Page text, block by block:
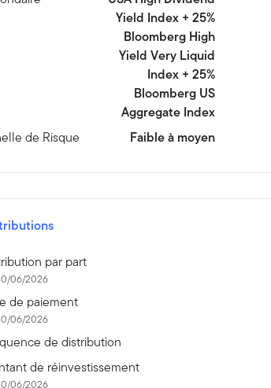
Yield Index + 25%
Bloomberg High
Yield Very Liquid
Index + 25%
Bloomberg US
Aggregate Index
de Risque Faible à moyen
par part
06/2026
de paiement
06/2026
de distribution
de réinvestissement
06/2026